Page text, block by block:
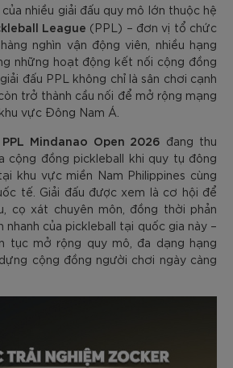
nhiều giải đấu quy mô lớn thuộc hệ
League (PPL) – đơn vị tổ chức
nghìn vận động viên, nhiều hạng
những hoạt động kết nối cộng đồng
đấu PPL không chỉ là sân chơi cạnh
trở thành cầu nối để mở rộng mạng
vực Đông Nam Á.
PPL Mindanao Open 2026 đang thu
cộng đồng pickleball khi quy tụ đông
khu vực miền Nam Philippines cùng
tế. Giải đấu được xem là cơ hội để
cọ xát chuyên môn, đồng thời phản
của pickleball tại quốc gia này –
tục mở rộng quy mô, đa dạng hạng
cộng đồng người chơi ngày càng